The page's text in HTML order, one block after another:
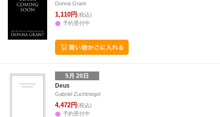
Donna Grant
1,110円(税込)
予約受付中
5月 20日
Deus
Gabriel Zuchtriegel
4,472円(税込)
予約受付中